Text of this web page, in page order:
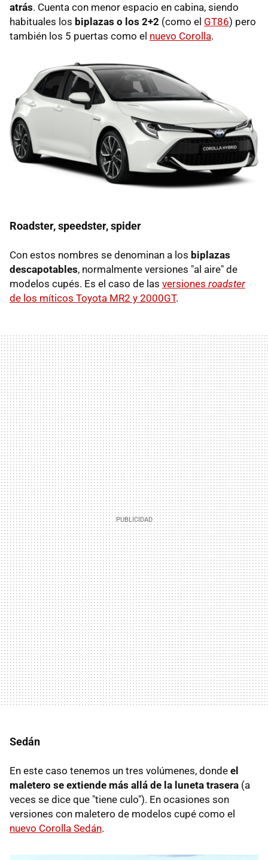
atrás. Cuenta con menor espacio en cabina, siendo
habituales los biplazas o los 2+2 (como el GT86) pero
también los 5 puertas como el nuevo Corolla.
Roadster, speedster, spider
Con estos nombres se denominan a los biplazas
descapotables, normalmente versiones "al aire" de
modelos cupés. Es el caso de las versiones roadster
de los míticos Toyota MR2 y 2000GT.
Sedán
En este caso tenemos un tres volúmenes, donde el
maletero se extiende más allá de la luneta trasera (a
veces se dice que "tiene culo"). En ocasiones son
versiones con maletero de modelos cupé como el
nuevo Corolla Sedán.